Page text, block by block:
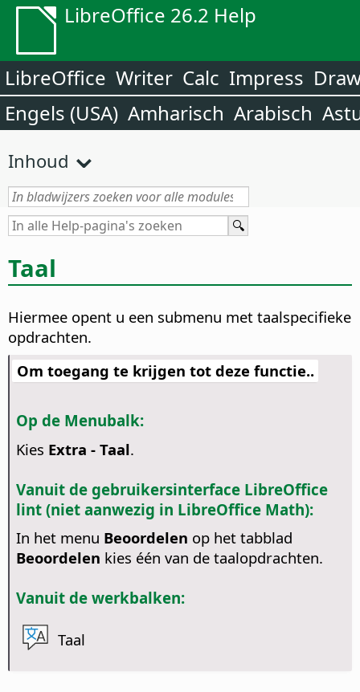
LibreOffice 26.2 Help
LibreOffice Writer Calc Impress
Engels (USA) Amharisch Arabisch
Inhoud
Taal
Hiermee opent u een submenu met taalspecifieke
opdrachten.
Om toegang te krijgen tot deze functie..
Op de Menubalk:
Kies Extra - Taal.
Vanuit de gebruikersinterface LibreOffice
lint (niet aanwezig in LibreOffice Math):
In het menu Beoordelen op het tabblad
Beoordelen kies één van de taalopdrachten.
Vanuit de werkbalken:
Taal